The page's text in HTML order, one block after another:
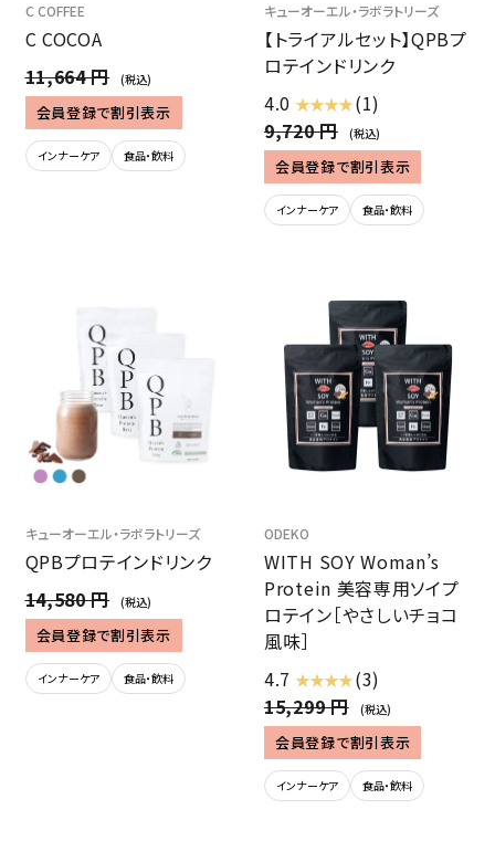
C COFFEE
C COCOA
11,664 円
(税込)
会員登録で割引表示
インナーケア 食品・飲料
キューオーエル・ラボラトリーズ
【トライアルセット】QPBプ
ロテインドリンク
4.0 ★ ★ ★ ★(1)
9,720 円
(税込)
会員登録で割引表示
インナーケア 食品・飲料
キューオーエル・ラボラトリーズ
QPBプロテインドリンク
14,580 円
(税込)
会員登録で割引表示
インナーケア 食品・飲料
ODEKO
WITH SOY Woman’s
Protein 美容専用ソイプ
ロテイン［やさしいチョコ
風味］
4.7 ★ ★ ★ ★(3)
15,299 円
(税込)
会員登録で割引表示
インナーケア 食品・飲料